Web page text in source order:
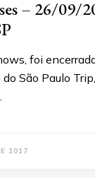
– 26/09/
foi
São Paulo
2017